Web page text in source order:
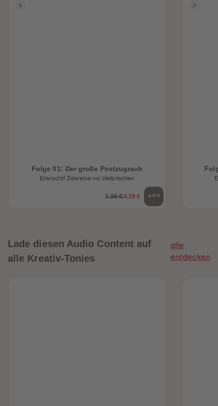
Folge 01: Der große Postzugraub
Erwischt! Zeitreise ins Verbrechen
5,99 €4,19 €
Lade diesen Audio Content auf
alle Kreativ-Tonies
alle
entdecken